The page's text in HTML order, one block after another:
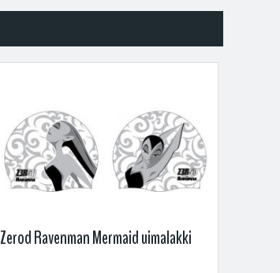
Zerod Ravenman Mermaid uimalakki